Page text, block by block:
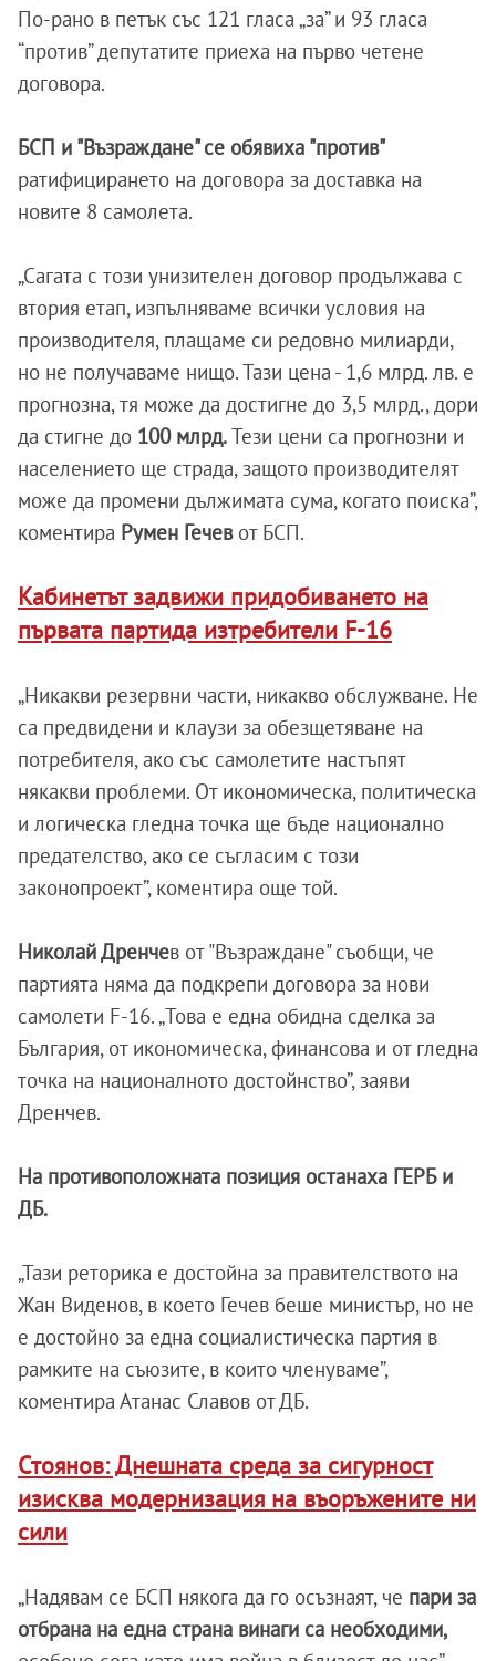
По-рано в петък със 121 гласа „за” и 93 гласа
“против” депутатите приеха на първо четене
договора.
БСП и "Възраждане" се обявиха "против"
ратифицирането на договора за доставка на
новите 8 самолета.
„Сагата с този унизителен договор продължава с
втория етап, изпълняваме всички условия на
производителя, плащаме си редовно милиарди,
но не получаваме нищо. Тази цена - 1,6 млрд. лв. е
прогнозна, тя може да достигне до 3,5 млрд., дори
да стигне до 100 млрд.Тези цени са прогнозни и
населението ще страда, защото производителят
може да промени дължимата сума, когато поиска”,
коментира Румен Гечев от БСП.
Кабинетът задвижи придобиването на
първата партида изтребители F-16
„Никакви резервни части, никакво обслужване. Не
са предвидени и клаузи за обезщетяване на
потребителя, ако със самолетите настъпят
някакви проблеми. От икономическа, политическа
и логическа гледна точка ще бъде национално
предателство, ако се съгласим с този
законопроект”, коментира още той.
Николай Дренчев от "Възраждане" съобщи, че
партията няма да подкрепи договора за нови
самолети F-16. „Това е една обидна сделка за
България, от икономическа, финансова и от гледна
точка на националното достойнство”, заяви
Дренчев.
На противоположната позиция останаха ГЕРБ и
ДБ.
„Тази реторика е достойна за правителството на
Жан Виденов, в което Гечев беше министър, но не
е достойно за една социалистическа партия в
рамките на съюзите, в които членуваме”,
коментира Атанас Славов от ДБ.
Стоянов: Днешната среда за сигурност
изисква модернизация на въоръжените ни
сили
„Надявам се БСП някога да го осъзнаят, че пари за
отбрана на една страна винаги са необходими,